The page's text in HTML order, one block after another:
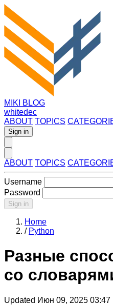
MIKI BLOG
whitedec
ABOUT TOPICS
Sign in
ABOUT TOPICS
Username
Password
Sign in
Home
/ Python
Разные
со
Updated Июн 09, 2025 03:47